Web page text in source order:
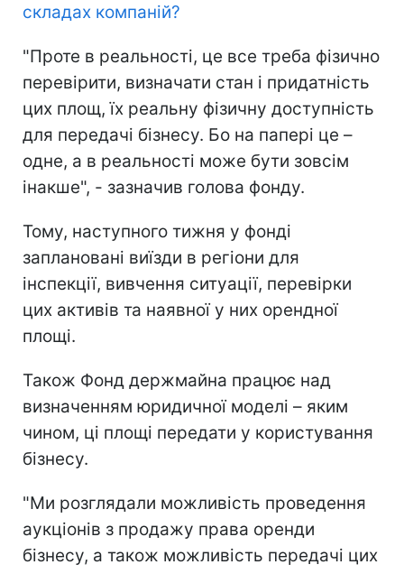
складах компаній?
"Проте в реальності, це все треба фізично
перевірити, визначати стан і придатність
цих площ, їх реальну фізичну доступність
для передачі бізнесу. Бо на папері це –
одне, а в реальності може бути зовсім
інакше", - зазначив голова фонду.
Тому, наступного тижня у фонді
заплановані виїзди в регіони для
інспекції, вивчення ситуації, перевірки
цих активів та наявної у них орендної
площі.
Також Фонд держмайна працює над
визначенням юридичної моделі – яким
чином, ці площі передати у користування
бізнесу.
"Ми розглядали можливість проведення
аукціонів з продажу права оренди
бізнесу, а також можливість передачі цих